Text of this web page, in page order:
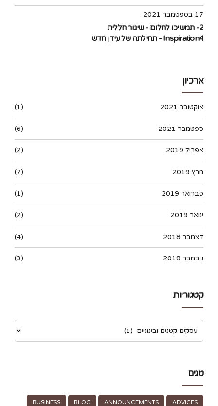
17 בספטמבר 2021
2- תמשיכו לחלום - שיגור חללית
Inspiration4 - תחילתה של עידן חדש
ארכיון
אוקטובר 2021 (1)
ספטמבר 2021 (6)
אפריל 2019 (2)
מרץ 2019 (7)
פברואר 2019 (1)
ינואר 2019 (2)
דצמבר 2018 (4)
נובמבר 2018 (3)
קטגוריות
טגים
ADVICES
ANNOUNCEMENTS
BLOG
BUSINESS